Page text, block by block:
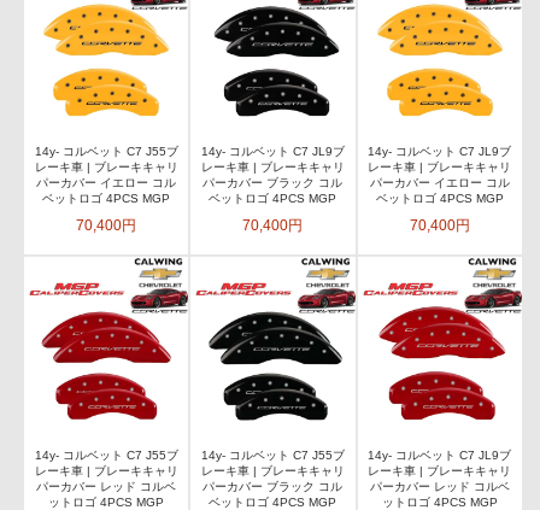
14y- コルベット C7 J55ブ
レーキ車 | ブレーキキャリ
パーカバー イエロー コル
ベットロゴ 4PCS MGP
70,400円
14y- コルベット C7 JL9ブ
レーキ車 | ブレーキキャリ
パーカバー ブラック コル
ベットロゴ 4PCS MGP
70,400円
14y- コルベット C7 JL9ブ
レーキ車 | ブレーキキャリ
パーカバー イエロー コル
ベットロゴ 4PCS MGP
70,400円
14y- コルベット C7 J55ブ
レーキ車 | ブレーキキャリ
パーカバー レッド コルベ
ットロゴ 4PCS MGP
14y- コルベット C7 J55ブ
レーキ車 | ブレーキキャリ
パーカバー ブラック コル
ベットロゴ 4PCS MGP
14y- コルベット C7 JL9ブ
レーキ車 | ブレーキキャリ
パーカバー レッド コルベ
ットロゴ 4PCS MGP